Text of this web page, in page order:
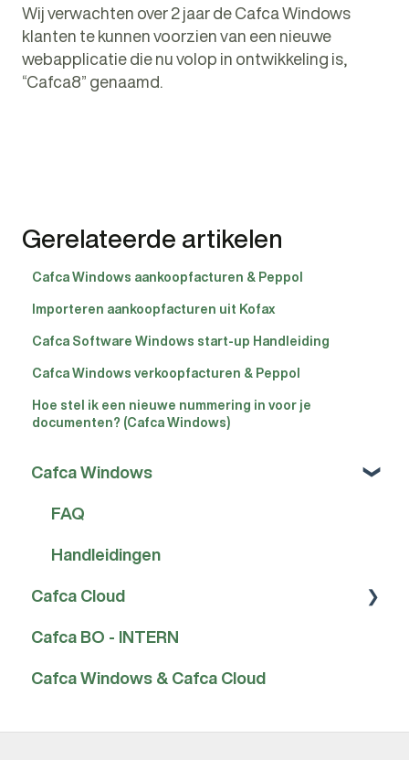
Wij verwachten over 2 jaar de Cafca Windows
klanten te kunnen voorzien van een nieuwe
webapplicatie die nu volop in ontwikkeling is,
“Cafca8” genaamd.
Gerelateerde artikelen
Cafca Windows aankoopfacturen & Peppol
Importeren aankoopfacturen uit Kofax
Cafca Software Windows start-up Handleiding
Cafca Windows verkoopfacturen & Peppol
Hoe stel ik een nieuwe nummering in voor je
documenten? (Cafca Windows)
Cafca Windows
FAQ
Handleidingen
Cafca Cloud
FAQ
Handleidingen
Cafca BO - INTERN
Cafca Windows & Cafca Cloud